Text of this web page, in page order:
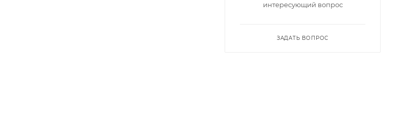
интересующий вопрос
ЗАДАТЬ ВОПРОС